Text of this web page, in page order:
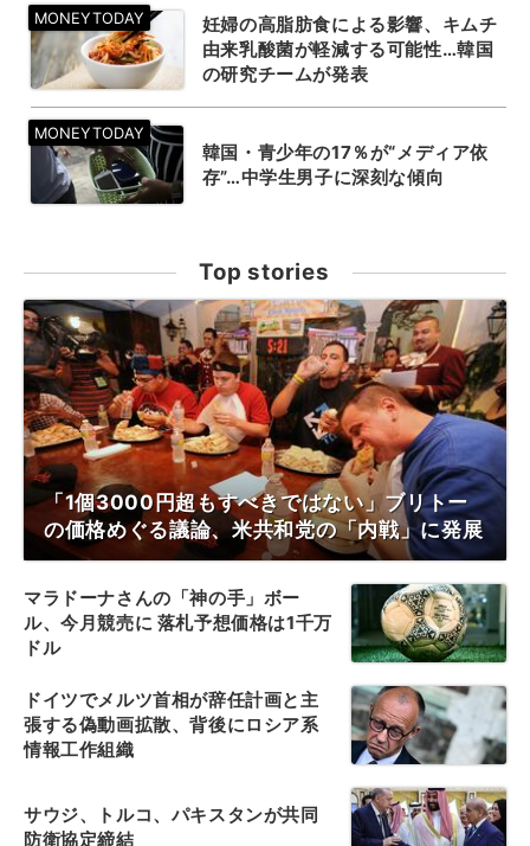
妊婦の高脂肪食による影響、キムチ
由来乳酸菌が軽減する可能性…韓国
の研究チームが発表
韓国・青少年の17％が“メディア依
存”…中学生男子に深刻な傾向
Top stories
「1個3000円超もすべきではない」ブリトー
の価格めぐる議論、米共和党の「内戦」に発展
マラドーナさんの「神の手」ボー
ル、今月競売に 落札予想価格は1千万
ドル
ドイツでメルツ首相が辞任計画と主
張する偽動画拡散、背後にロシア系
情報工作組織
サウジ、トルコ、パキスタンが共同
防衛協定締結